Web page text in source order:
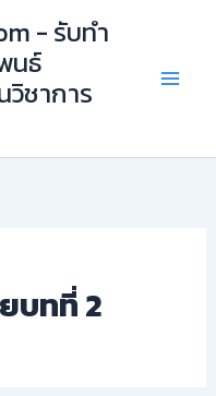
- รับทำ
นธ์
ชาการ
บทที่ 2